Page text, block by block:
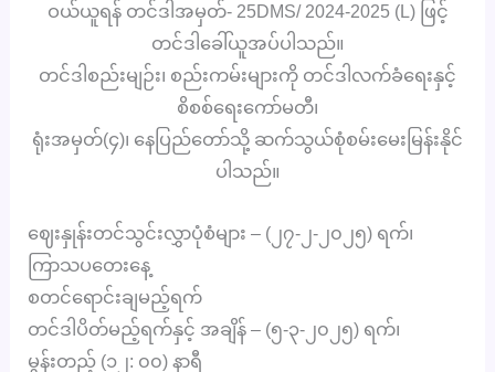
ဝယ်ယူရန် တင်ဒါအမှတ်- 25DMS/ 2024-2025 (L) ဖြင့်
တင်ဒါခေါ်ယူအပ်ပါသည်။
တင်ဒါစည်းမျဉ်း၊ စည်းကမ်းများကို တင်ဒါလက်ခံရေးနှင့်
စိစစ်ရေးကော်မတီ၊
ရုံးအမှတ်(၄)၊ နေပြည်တော်သို့ ဆက်သွယ်စုံစမ်းမေးမြန်းနိုင်
ပါသည်။
ဈေးနှုန်းတင်သွင်းလွှာပုံစံများ – (၂၇-၂-၂၀၂၅) ရက်၊
ကြာသပတေးနေ့
စတင်ရောင်းချမည့်ရက်
တင်ဒါပိတ်မည့်ရက်နှင့် အချိန် – (၅-၃-၂၀၂၅) ရက်၊
မွန်းတည့် (၁၂: ၀၀) နာရီ